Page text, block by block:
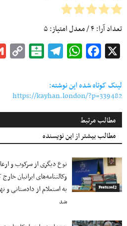
تعداد آرا:۴/ معدل امتیاز:۵
Facebook
WhatsApp
Telegram
Balatarin
لینک کوتاه شده این نوشته:
https://kayhan.london/?p=339482
مطالب مرتبط
مطالب بیشتر از این نویسنده
Featured2
نوع دیگری از سرکوب و
وکالتنامه‌های ایرانیان
به استعلام از دادستانی و
شد